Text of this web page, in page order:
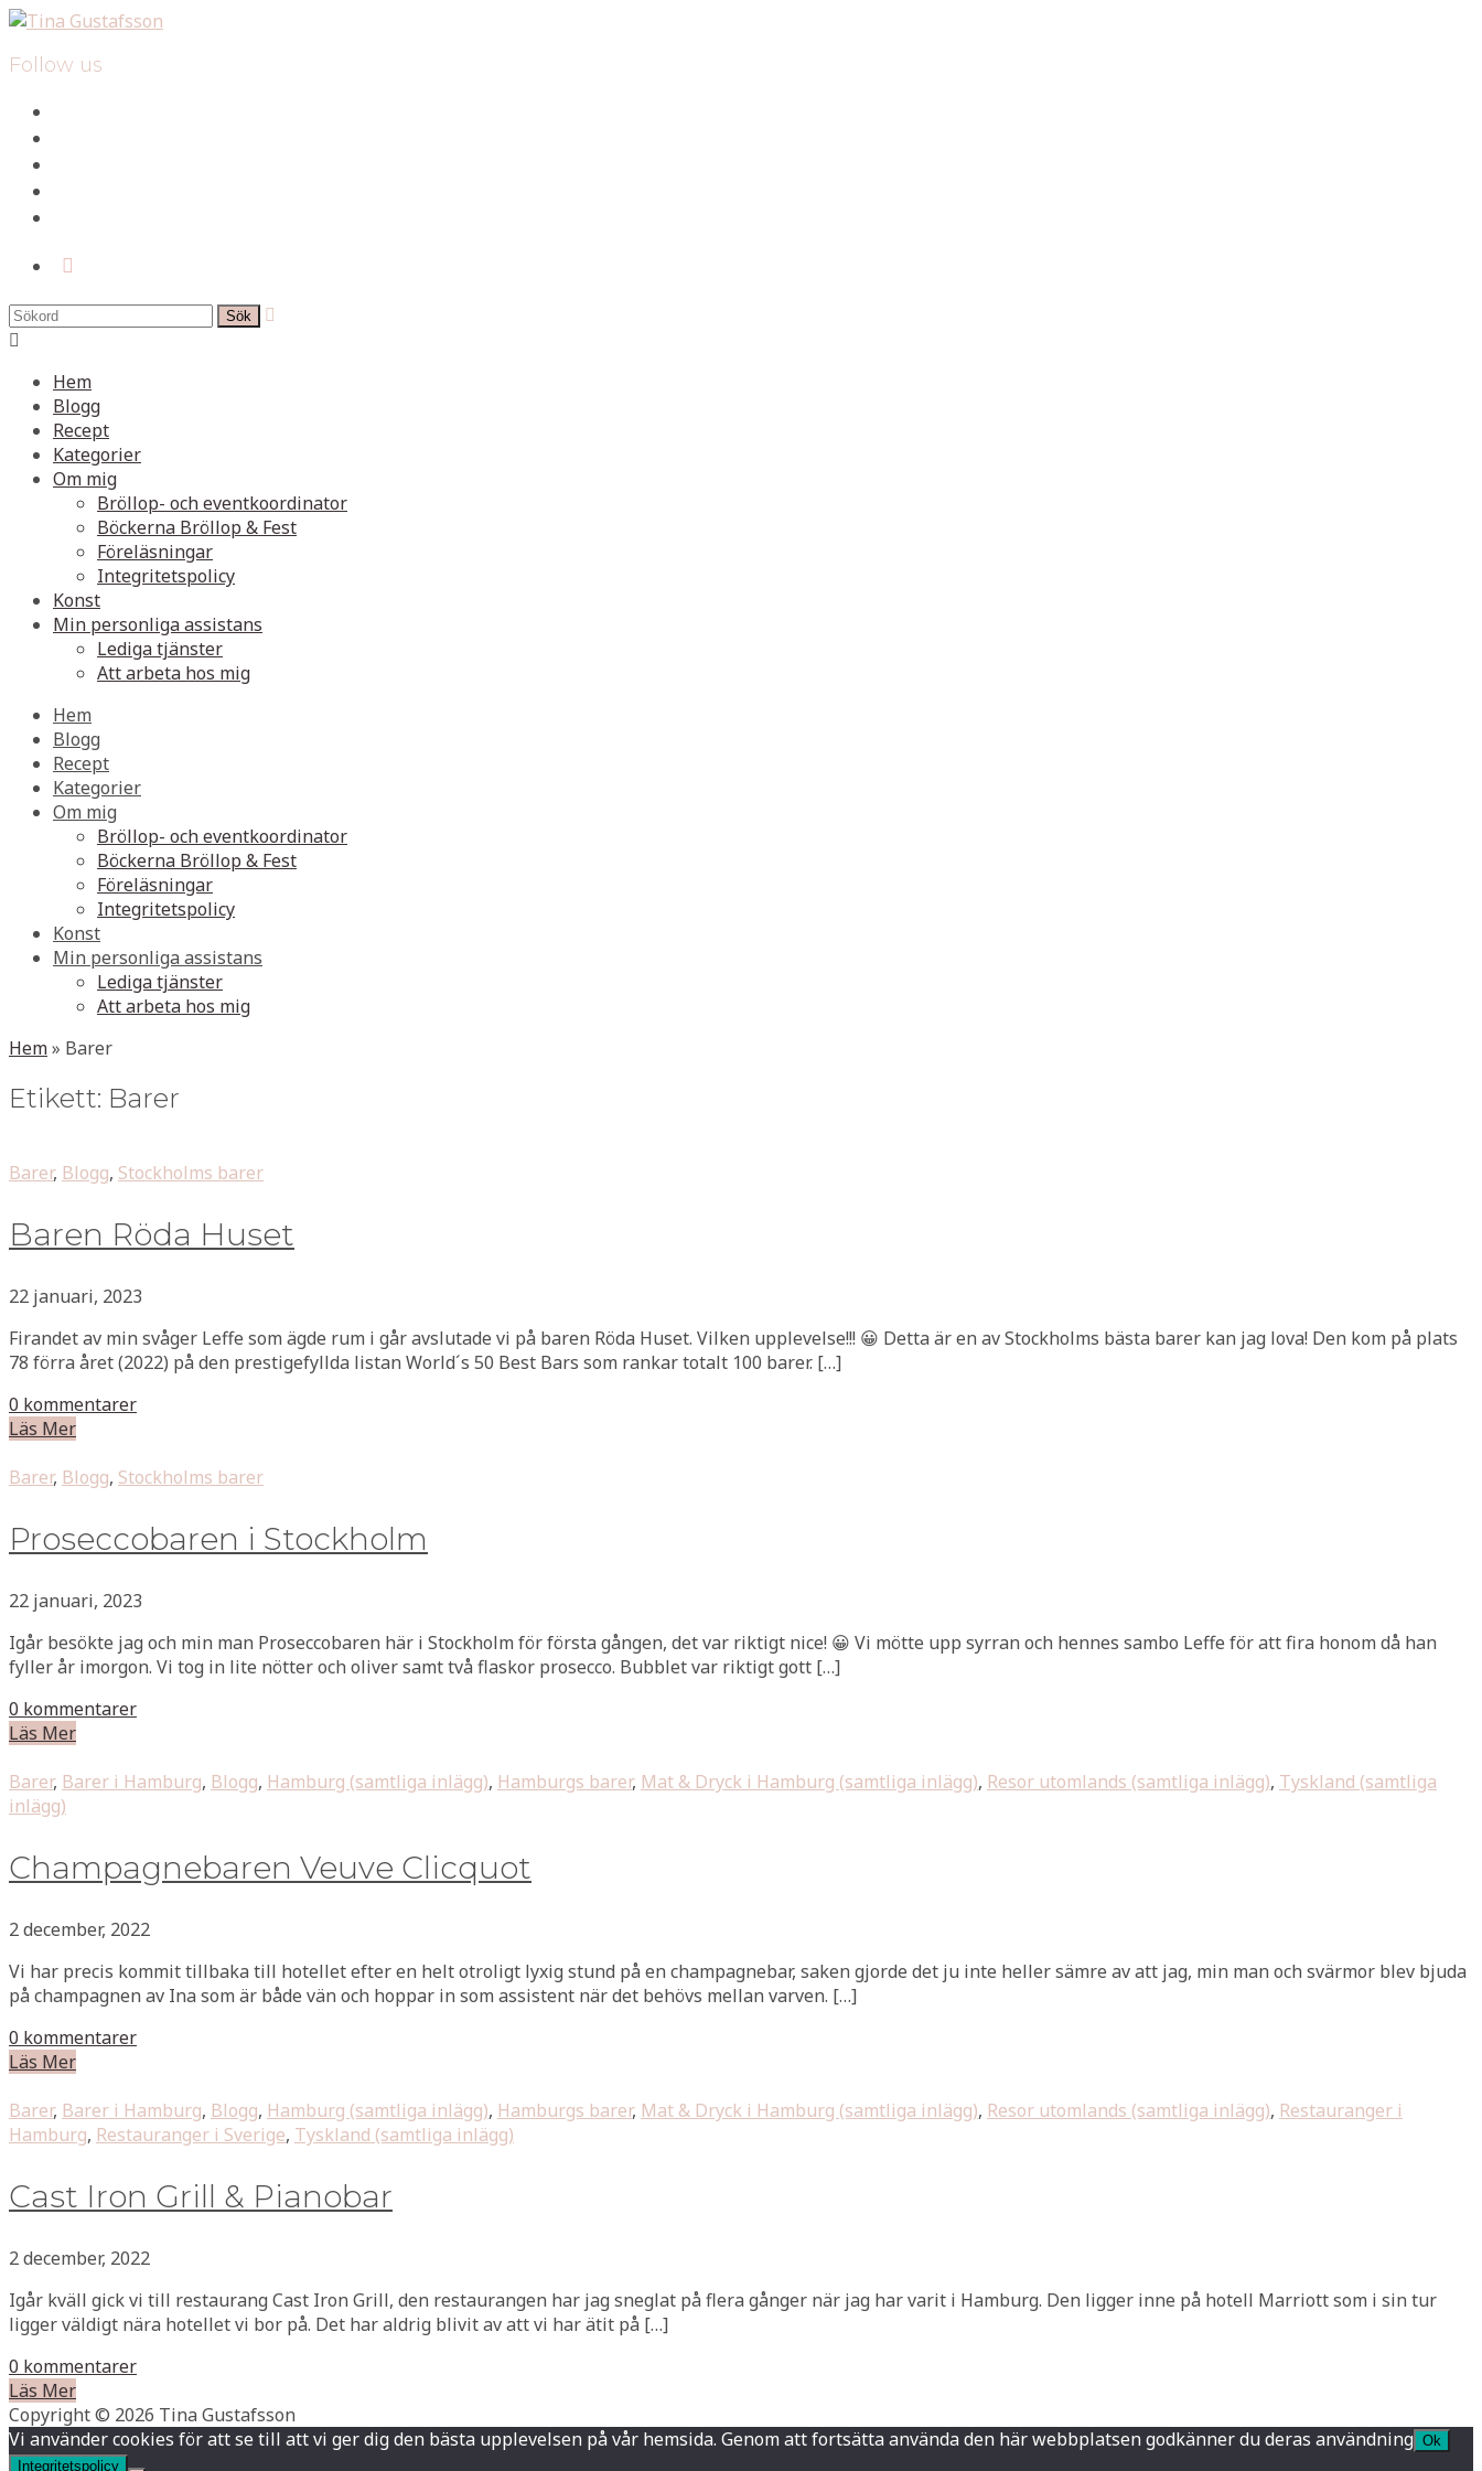
Follow us
search

Hem
Blogg
Recept
Kategorier
Om mig
Bröllop- och eventkoordinator
Böckerna Bröllop & Fest
Föreläsningar
Integritetspolicy
Konst
Min personliga assistans
Lediga tjänster
Att arbeta hos mig
Hem
Blogg
Recept
Kategorier
Om mig
Bröllop- och eventkoordinator
Böckerna Bröllop & Fest
Föreläsningar
Integritetspolicy
Konst
Min personliga assistans
Lediga tjänster
Att arbeta hos mig
Hem» Barer
Etikett: Barer
Barer, Blogg, Stockholms barer
Baren Röda Huset
22 januari, 2023
Firandet av min svåger Leffe som ägde rum i går avslutade vi på baren Röda Huset. Vilken upplevelse!!! 😀 Detta är en av Stockholms bästa barer kan jag lova! Den kom på plats
78 förra året (2022) på den prestigefyllda listan World´s 50 Best Bars som rankar totalt 100 barer. […]
0 kommentarer
Läs Mer
Barer, Blogg, Stockholms barer
Proseccobaren i Stockholm
22 januari, 2023
Igår besökte jag och min man Proseccobaren här i Stockholm för första gången, det var riktigt nice! 😀 Vi mötte upp syrran och hennes sambo Leffe för att fira honom då han
fyller år imorgon. Vi tog in lite nötter och oliver samt två flaskor prosecco. Bubblet var riktigt gott […]
0 kommentarer
Läs Mer
Barer, Barer i Hamburg, Blogg, Hamburg (samtliga inlägg), Hamburgs barer, Mat & Dryck i Hamburg (samtliga inlägg), Resor utomlands (samtliga inlägg), Tyskland (samtliga
inlägg)
Champagnebaren Veuve Clicquot
2 december, 2022
Vi har precis kommit tillbaka till hotellet efter en helt otroligt lyxig stund på en champagnebar, saken gjorde det ju inte heller sämre av att jag, min man och svärmor blev bjuda
på champagnen av Ina som är både vän och hoppar in som assistent när det behövs mellan varven. […]
0 kommentarer
Läs Mer
Barer, Barer i Hamburg, Blogg, Hamburg (samtliga inlägg), Hamburgs barer, Mat & Dryck i Hamburg (samtliga inlägg), Resor utomlands (samtliga inlägg), Restauranger i
Hamburg, Restauranger i Sverige, Tyskland (samtliga inlägg)
Cast Iron Grill & Pianobar
2 december, 2022
Igår kväll gick vi till restaurang Cast Iron Grill, den restaurangen har jag sneglat på flera gånger när jag har varit i Hamburg. Den ligger inne på hotell Marriott som i sin tur
ligger väldigt nära hotellet vi bor på. Det har aldrig blivit av att vi har ätit på […]
0 kommentarer
Läs Mer
Copyright © 2026 Tina Gustafsson
Vi använder cookies för att se till att vi ger dig den bästa upplevelsen på vår hemsida. Genom att fortsätta använda den här webbplatsen godkänner du deras användning Ok
Integritetspolicy